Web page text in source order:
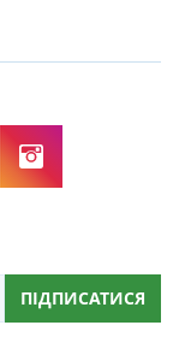
ПІДПИСАТИСЯ